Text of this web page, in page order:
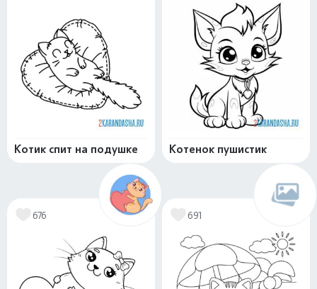
Котик спит на подушке Котенок пушистик
676 691